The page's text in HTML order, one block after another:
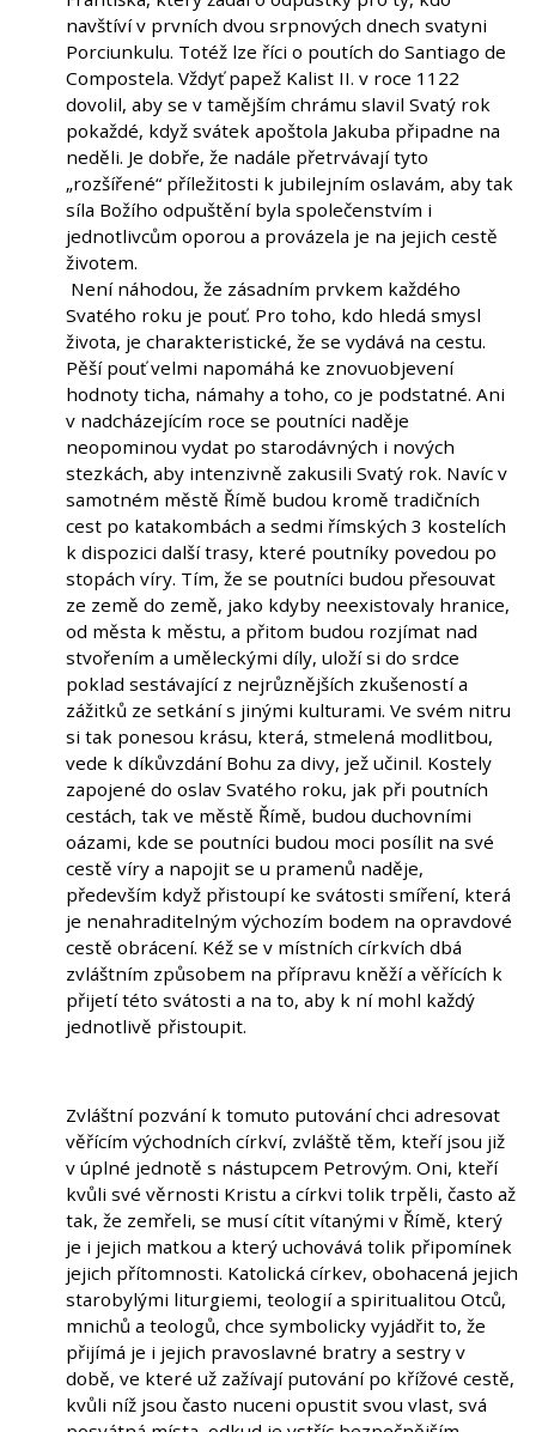
navštíví v prvních dvou srpnových dnech svatyni
Porciunkulu. Totéž lze říci o poutích do Santiago de
Compostela. Vždyť papež Kalist II. v roce 1122
dovolil, aby se v tamějším chrámu slavil Svatý rok
pokaždé, když svátek apoštola Jakuba připadne na
neděli. Je dobře, že nadále přetrvávají tyto
„rozšířené“ příležitosti k jubilejním oslavám, aby tak
síla Božího odpuštění byla společenstvím i
jednotlivcům oporou a provázela je na jejich cestě
životem.
Není náhodou, že zásadním prvkem každého
Svatého roku je pouť. Pro toho, kdo hledá smysl
života, je charakteristické, že se vydává na cestu.
Pěší pouť velmi napomáhá ke znovuobjevení
hodnoty ticha, námahy a toho, co je podstatné. Ani
v nadcházejícím roce se poutníci naděje
neopominou vydat po starodávných i nových
stezkách, aby intenzivně zakusili Svatý rok. Navíc v
samotném městě Římě budou kromě tradičních
cest po katakombách a sedmi římských 3 kostelích
k dispozici další trasy, které poutníky povedou po
stopách víry. Tím, že se poutníci budou přesouvat
ze země do země, jako kdyby neexistovaly hranice,
od města k městu, a přitom budou rozjímat nad
stvořením a uměleckými díly, uloží si do srdce
poklad sestávající z nejrůznějších zkušeností a
zážitků ze setkání s jinými kulturami. Ve svém nitru
si tak ponesou krásu, která, stmelená modlitbou,
vede k díkůvzdání Bohu za divy, jež učinil. Kostely
zapojené do oslav Svatého roku, jak při poutních
cestách, tak ve městě Římě, budou duchovními
oázami, kde se poutníci budou moci posílit na své
cestě víry a napojit se u pramenů naděje,
především když přistoupí ke svátosti smíření, která
je nenahraditelným výchozím bodem na opravdové
cestě obrácení. Kéž se v místních církvích dbá
zvláštním způsobem na přípravu kněží a věřících k
přijetí této svátosti a na to, aby k ní mohl každý
jednotlivě přistoupit.
Zvláštní pozvání k tomuto putování chci adresovat
věřícím východních církví, zvláště těm, kteří jsou již
v úplné jednotě s nástupcem Petrovým. Oni, kteří
kvůli své věrnosti Kristu a církvi tolik trpěli, často až
tak, že zemřeli, se musí cítit vítanými v Římě, který
je i jejich matkou a který uchovává tolik připomínek
jejich přítomnosti. Katolická církev, obohacená jejich
starobylými liturgiemi, teologií a spiritualitou Otců,
mnichů a teologů, chce symbolicky vyjádřit to, že
přijímá je i jejich pravoslavné bratry a sestry v
době, ve které už zažívají putování po křížové cestě,
kvůli níž jsou často nuceni opustit svou vlast, svá